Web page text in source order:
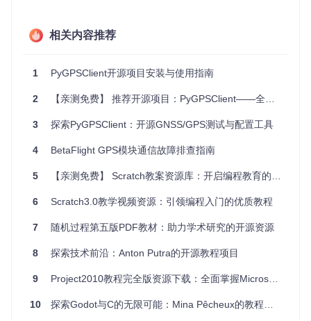
这将启动应用程序并显示一个空白的地图界面，等待GPS设备
连接GPS设备（示例）
假设你有一个通过串口连接的GPS设备，默认使用的是/dev/
以这样配置连接：
打开PyGPSClient界面。
或COM3）。
率。
点击“打开”按钮开始接收GPS数据。
应用案例和最佳实践
PyGPSClient不仅适用于个人GPS追踪项目，也适合于教育环
该工具实时监控无人机的位置数据，优化飞行路径；在地理信
相关内容推荐
1 PyGPSClient开源项目安装与使用指南
2 【亲测免费】 推荐开源项目：PyGPSClient——全方位的GNSS/GPS诊断与配置工具
3 探索PyGPSClient：开源GNSS/GPS测试与配置工具
4 BetaFlight GPS模块通信故障排查指南
5 【亲测免费】 Scratch教案资源库：开启编程教育的新篇章
6 Scratch3.0教学视频资源：引领编程入门的优质教程
7 随机过程第五版PDF教材：助力学术研究的开源资源
8 探索技术前沿：Anton Putra的开源教程项目
9 Project2010教程完全版资源下载：全面掌握Microsoft Project 2010
10 探索Godot与C的无限可能：Mina Pêcheux的教程宝库